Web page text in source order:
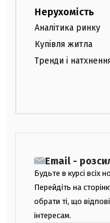
Нерухомість
Аналітика ринку
Купівля житла
Тренди і
Email -
Будьте в курсі всіх
Перейдіть на
обрати ті, що
інтересам.